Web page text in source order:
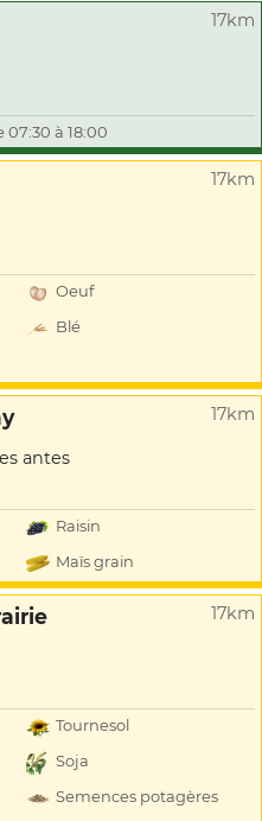
17km
07:30 à 18:00
17km
Oeuf
Blé
17km
antes
Raisin
Maïs grain
17km
Tournesol
Soja
Semences potagères